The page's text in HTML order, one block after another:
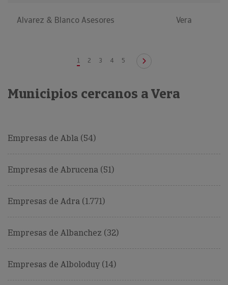
Alvarez & Blanco Asesores Vera
1 2 3 4 5
Municipios cercanos a Vera
Empresas de Abla (54)
Empresas de Abrucena (51)
Empresas de Adra (1.771)
Empresas de Albanchez (32)
Empresas de Alboloduy (14)